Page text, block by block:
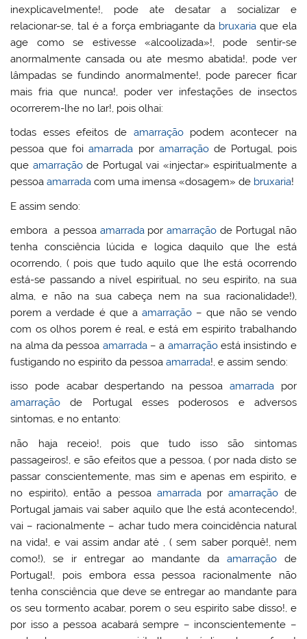
inexplicavelmente!, pode ate desatar a socializar e
relacionar-se, tal é a força embriagante da bruxaria que ela
age como se estivesse «alcoolizada»!, pode sentir-se
anormalmente cansada ou ate mesmo abatida!, pode ver
lâmpadas se fundindo anormalmente!, pode parecer ficar
mais fria que nunca!, poder ver infestações de insectos
ocorrerem-lhe no lar!, pois olhai:
todas esses efeitos de amarraçãopodem acontecer na
pessoa que foiamarrada por amarraçãode Portugal, pois
que amarraçãode Portugal vai «injectar» espiritualmente a
pessoaamarrada com uma imensa «dosagem» de bruxaria!
E assim sendo:
embora a pessoa amarradaporamarração de Portugal não
tenha consciência lúcida e logica daquilo que lhe está
ocorrendo, ( pois que tudo aquilo que lhe está ocorrendo
está-se passando a nível espiritual, no seu espirito, na sua
alma, e não na sua cabeça nem na sua racionalidade!),
porem a verdade é que aamarração – que não se vendo
com os olhos porem é real, e está em espirito trabalhando
na alma da pessoa amarrada– a amarraçãoestá insistindo e
fustigando no espirito da pessoaamarrada!, e assim sendo:
isso pode acabar despertando na pessoaamarrada por
amarração de Portugal esses poderosos e adversos
sintomas, e no entanto:
não haja receio!, pois que tudo isso são sintomas
passageiros!, e são efeitos que a pessoa, ( por nada disto se
passar conscientemente, mas sim e apenas em espirito, e
no espirito), então a pessoa amarradaporamarração de
Portugal jamais vai saber aquilo que lhe está acontecendo!,
vai – racionalmente – achar tudo mera coincidência natural
na vida!, e vai assim andar até , ( sem saber porquê!, nem
como!), se ir entregar ao mandante da amarraçãode
Portugal!, pois embora essa pessoa racionalmente não
tenha consciência que deve se entregar ao mandante para
os seu tormento acabar, porem o seu espirito sabe disso!, e
por isso a pessoa acabará sempre – inconscientemente –